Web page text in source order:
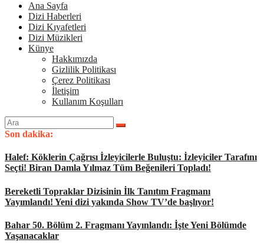
Ana Sayfa
Dizi Haberleri
Dizi Kıyafetleri
Dizi Müzikleri
Künye
Hakkımızda
Gizlilik Politikası
Çerez Politikası
İletişim
Kullanım Koşulları
Arama
yap:
Son dakika:
Halef: Köklerin Çağrısı İzleyicilerle Buluştu: İzleyiciler Tarafını
Seçti! Biran Damla Yılmaz Tüm Beğenileri Topladı!
Bereketli Topraklar Dizisinin İlk Tanıtım Fragmanı
Yayımlandı! Yeni dizi yakında Show TV’de başlıyor!
Bahar 50. Bölüm 2. Fragmanı Yayınlandı: İşte Yeni Bölümde
Yaşanacaklar